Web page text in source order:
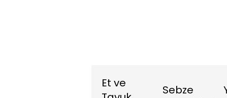
Et ve
Sebze